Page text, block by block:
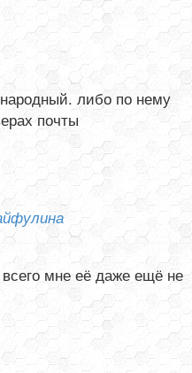
либо по нему
почты
всего мне её даже ещё не